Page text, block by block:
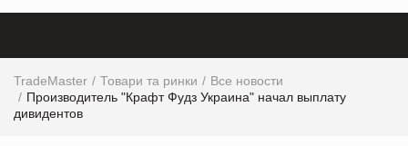
TradeMaster Товари та ринки
Все новости
Производитель "Крафт Фудз Украина" начал выплату
дивидентов